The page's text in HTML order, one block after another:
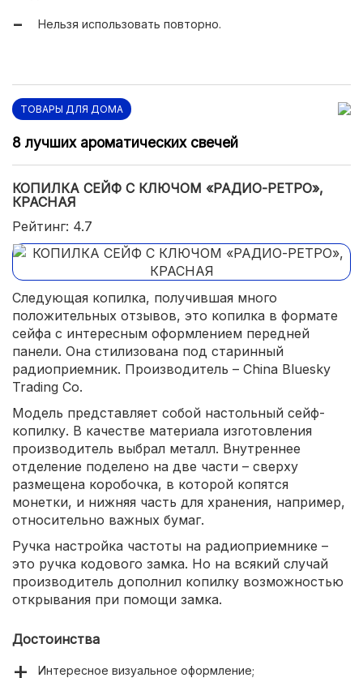
Нельзя использовать повторно.
ТОВАРЫ ДЛЯ ДОМА
8 лучших ароматических свечей
КОПИЛКА СЕЙФ С КЛЮЧОМ «РАДИО-РЕТРО»,
КРАСНАЯ
Рейтинг: 4.7
Следующая копилка, получившая много
положительных отзывов, это копилка в формате
сейфа с интересным оформлением передней
панели. Она стилизована под старинный
радиоприемник. Производитель – China Bluesky
Trading Co.
Модель представляет собой настольный сейф-
копилку. В качестве материала изготовления
производитель выбрал металл. Внутреннее
отделение поделено на две части – сверху
размещена коробочка, в которой копятся
монетки, и нижняя часть для хранения, например,
относительно важных бумаг.
Ручка настройка частоты на радиоприемнике –
это ручка кодового замка. Но на всякий случай
производитель дополнил копилку возможностью
открывания при помощи замка.
Достоинства
Интересное визуальное оформление;